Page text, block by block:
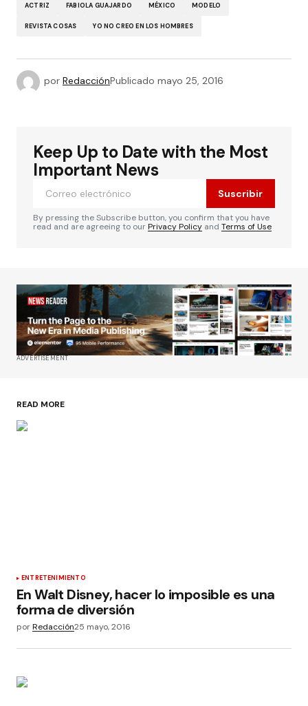
ACTRIZ FABIOLA GUAJARDO MÉXICO MODELO
REVISTA COSAS YO NO CREO EN LOS HOMBRES
por RedacciónPublicado mayo 25, 2016
Keep Up to Date with the Most
Important News
Suscribir
By pressing the Subscribe button, you confirm that you have
read and are agreeing to ourPrivacy Policy and Terms of Use
ADVERTISEMENT
READ MORE
ENTRETENIMIENTO
En Walt Disney, hacer lo imposible es una
forma de diversión
porRedacción25 mayo, 2016